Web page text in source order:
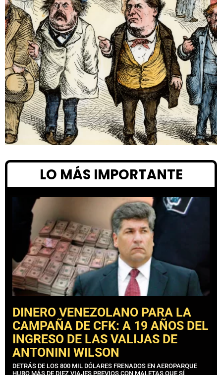
LO MÁS IMPORTANTE
DINERO VENEZOLANO PARA LA
CAMPAÑA DE CFK: A 19 AÑOS DEL
INGRESO DE LAS VALIJAS DE
ANTONINI WILSON
DETRÁS DE LOS 800 MIL DÓLARES FRENADOS EN AEROPARQUE
HUBO MÁS DE DIEZ VIAJES PREVIOS CON MALETAS QUE SÍ